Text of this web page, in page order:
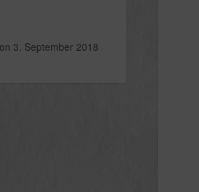
3. September 2018